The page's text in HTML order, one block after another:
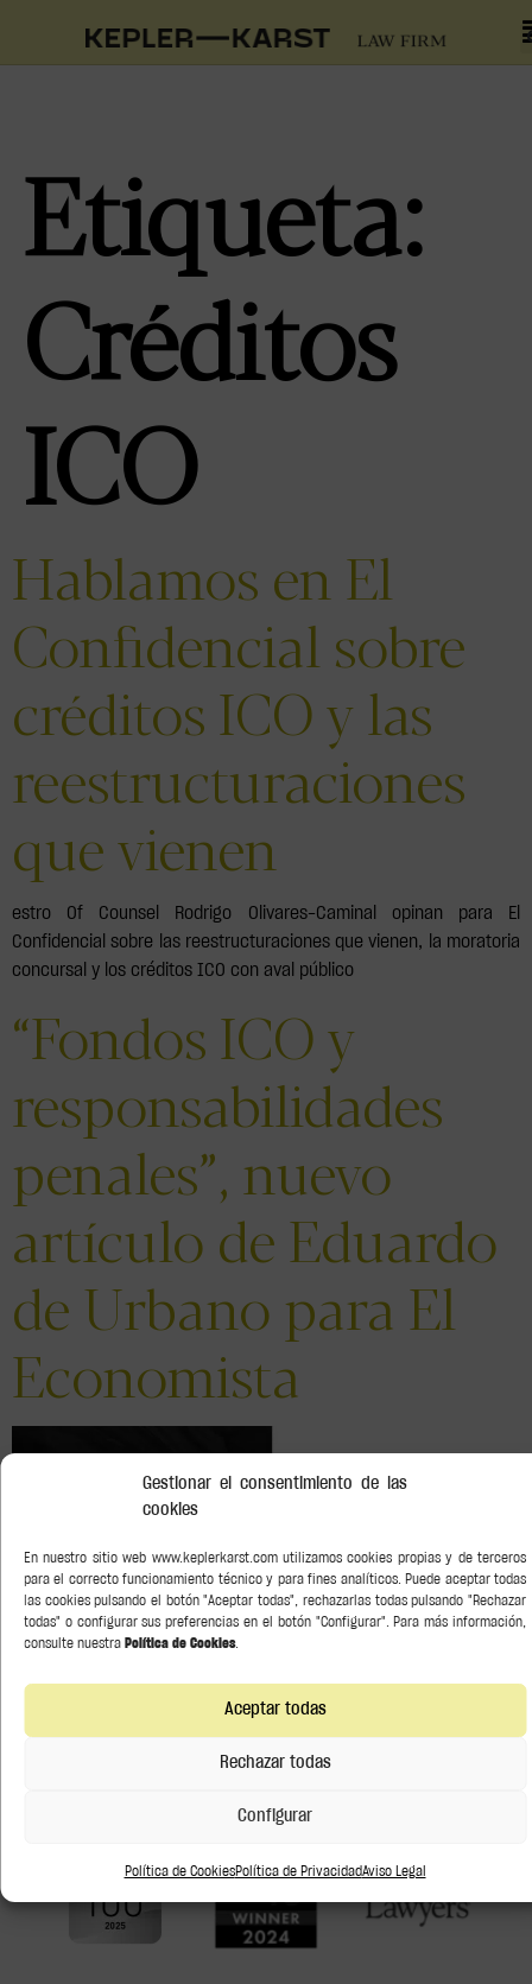
Gestionar el consentimiento de las
cookies
En nuestro sitio web www.keplerkarst.com utilizamos cookies propias y de terceros
para el correcto funcionamiento técnico y para fines analíticos. Puede aceptar todas
las cookies pulsando el botón "Aceptar todas", rechazarlas todas pulsando "Rechazar
todas" o configurar sus preferencias en el botón "Configurar". Para más información,
consulte nuestra Política de Cookies.
Aceptar todas
Rechazar todas
Configurar
Política de CookiesPolítica de PrivacidadAviso Legal
Etiqueta:
Créditos
ICO
Hablamos en El
Confidencial sobre
créditos ICO y las
reestructuraciones
que vienen
estro Of Counsel Rodrigo Olivares-Caminal opinan para El
Confidencial sobre las reestructuraciones que vienen, la moratoria
concursal y los créditos ICO con aval público
“Fondos ICO y
responsabilidades
penales”, nuevo
artículo de Eduardo
de Urbano para El
Economista
¿Qué consecuencias puede tener una mala gestión de los Fondos
ICO? Existen responsabilidades civiles y penales.